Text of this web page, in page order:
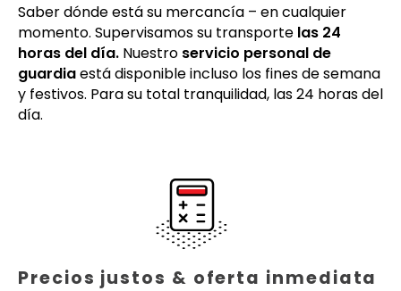
Saber dónde está su mercancía – en cualquier
momento. Supervisamos su transporte las 24
horas del día. Nuestro servicio personal de
guardiaestá disponible incluso los fines de semana
y festivos. Para su total tranquilidad, las 24 horas del
día.
Precios justos & oferta inmediata